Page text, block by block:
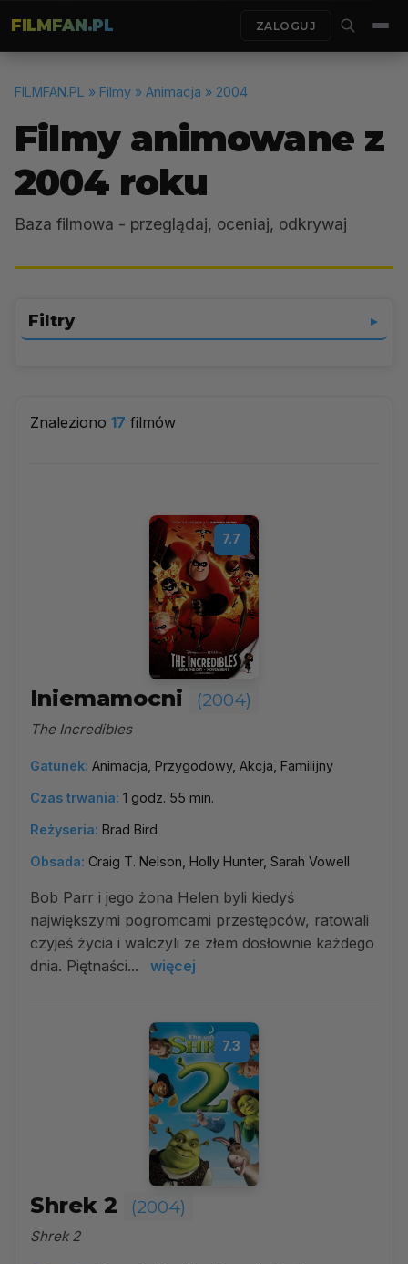
FILMFAN.PL ZALOGUJ
FILMFAN.PL » Filmy » Animacja » 2004
Filmy animowane z
2004 roku
Baza filmowa - przeglądaj, oceniaj, odkrywaj
Filtry ▼
Znaleziono 17 filmów
7.7
Iniemamocni (2004)
The Incredibles
Gatunek: Animacja, Przygodowy, Akcja, Familijny
Czas trwania: 1 godz. 55 min.
Reżyseria: Brad Bird
Obsada: Craig T. Nelson, Holly Hunter, Sarah Vowell
Bob Parr i jego żona Helen byli kiedyś
największymi pogromcami przestępców, ratowali
czyjeś życia i walczyli ze złem dosłownie każdego
dnia. Piętnaści...
więcej
7.3
Shrek 2 (2004)
Shrek 2